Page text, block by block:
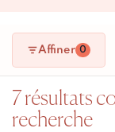
Affiner 0
7 résultats
recherche